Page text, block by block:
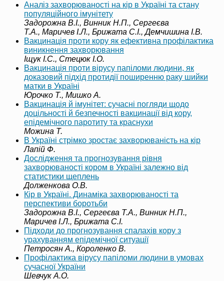
Аналіз захворюваності на кір в Україні та стану
популяційного імунітету
Задорожна В.І., Винник Н.П., Сергеєва
Т.А., Маричев І.Л., Брижата С.І., Демчишина І.В.
Вакцинація проти кору як ефективна профілактика
виникнення захворювання
Іщук І.С., Стецюк І.О.
Вакцинація проти вірусу папіломи людини, як
доказовий підхід протидії поширенню раку шийки
матки в Україні
Юрочко Т., Мишко А.
Вакцинація й імунітет: сучасні погляди щодо
доцільності й безпечності вакцинації від кору,
епідемічного паротиту та краснухи
Можина Т.
В Україні стрімко зростає захворюваність на кір
Лапій Ф.
Дослідження та прогнозування рівня
захворюваності кором в Україні залежно від
статистики щеплень
Долженкова О.В.
Кір в Україні. Динаміка захворюваності та
перспективи боротьби
Задорожна В.І., Сергеєва Т.А., Винник Н.П.,
Маричев І.Л., Брижата С.І.
Підходи до прогнозування спалахів кору з
урахуванням епідемічної ситуації
Петросян А., Короленко В.
Профілактика вірусу папіломи людини в умовах
сучасної України
Шевчук А.О.